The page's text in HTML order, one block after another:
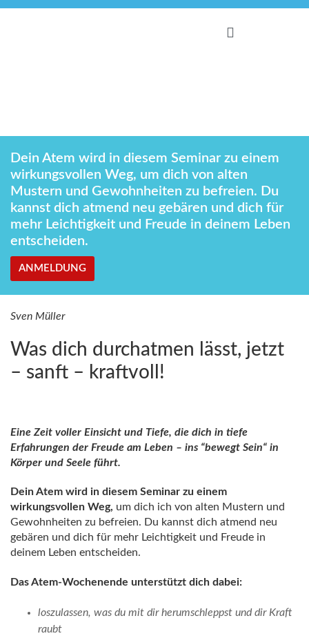
Dein Atem wird in diesem Seminar zu einem
wirkungsvollen Weg, um dich von alten
Mustern und Gewohnheiten zu befreien. Du
kannst dich atmend neu gebären und dich für
mehr Leichtigkeit und Freude in deinem Leben
entscheiden.
ANMELDUNG
Sven Müller
Was dich durchatmen lässt, jetzt
– sanft – kraftvoll!
Eine Zeit voller Einsicht und Tiefe, die dich in tiefe
Erfahrungen der Freude am Leben – ins “bewegt Sein“ in
Körper und Seele führt.
Dein Atem wird in diesem Seminar zu einem
wirkungsvollen Weg, um dich ich von alten Mustern und
Gewohnheiten zu befreien. Du kannst dich atmend neu
gebären und dich für mehr Leichtigkeit und Freude in
deinem Leben entscheiden.
Das Atem-Wochenende unterstützt dich dabei:
loszulassen, was du mit dir herumschleppst und dir Kraft
raubt